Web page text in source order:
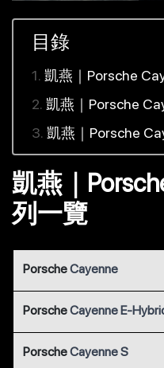
目錄
凱燕｜Porsche
凱燕｜Porsche
凱燕｜Porsche
凱燕｜
列一覽
PorscheCayenne
PorscheCayenne E-
PorscheCayenne S